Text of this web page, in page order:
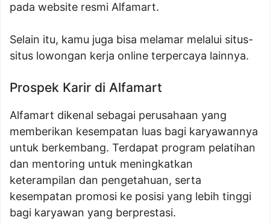
pada website resmi Alfamart.
Selain itu, kamu juga bisa melamar melalui situs-
situs lowongan kerja online terpercaya lainnya.
Prospek Karir di Alfamart
Alfamart dikenal sebagai perusahaan yang
memberikan kesempatan luas bagi karyawannya
untuk berkembang. Terdapat program pelatihan
dan mentoring untuk meningkatkan
keterampilan dan pengetahuan, serta
kesempatan promosi ke posisi yang lebih tinggi
bagi karyawan yang berprestasi.